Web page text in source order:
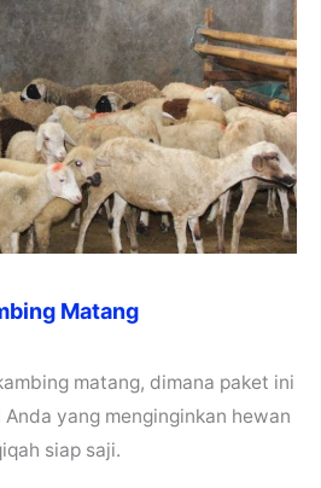
Matang
matang, dimana paket ini
yang menginginkan hewan
siap saji.